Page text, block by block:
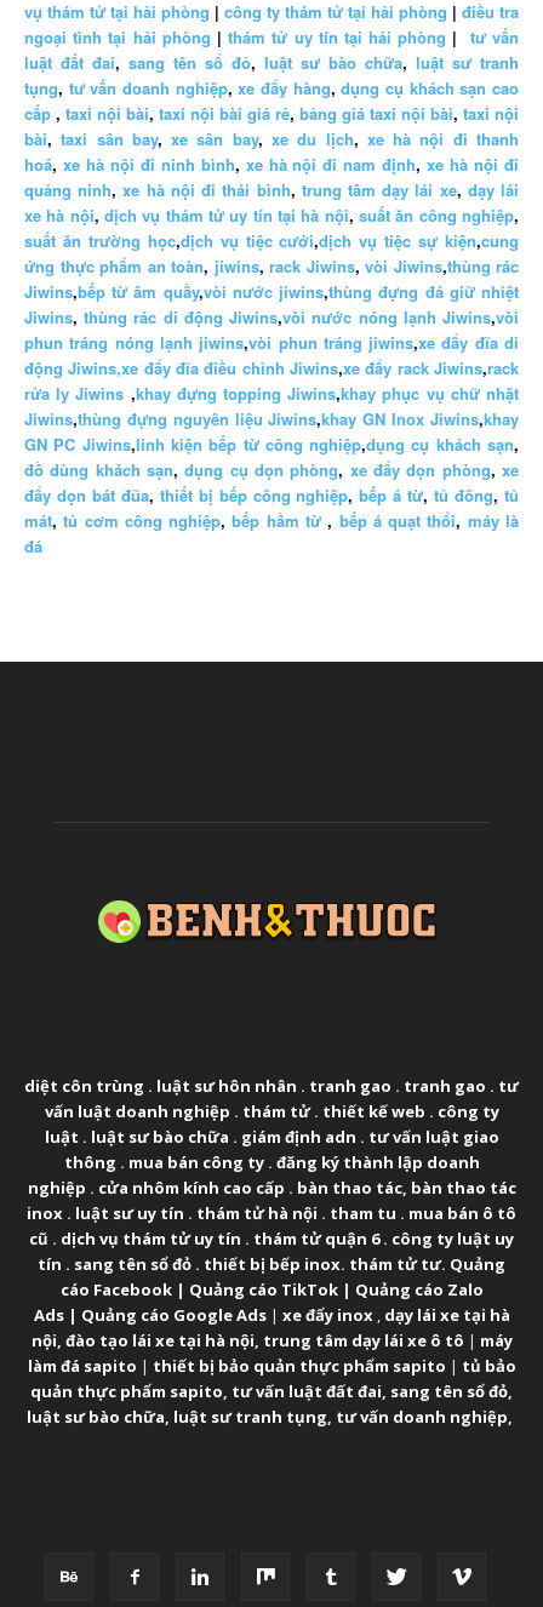
vụ thám tử tại hải phòng | công ty thám tử tại hải phòng | điều tra
ngoại tình tại hải phòng |thám tử uy tín tại hải phòng | tư vấn
luật đất đai, sang tên sổ đỏ, luật sư bào chữa, luật sư tranh
tụng, tư vấn doanh nghiệp,xe đẩy hàng,dụng cụ khách sạn cao
cấp , taxi nội bài, taxi nội bài giá rẻ, bảng giá taxi nội bài, taxi nội
bài,taxi sân bay,xe sân bay,xe du lịch, xe hà nội đi thanh
hoá, xe hà nội đi ninh bình, xe hà nội đi nam định,xe hà nội đi
quảng ninh,xe hà nội đi thái bình, trung tâm dạy lái xe, dạy lái
xe hà nội,dịch vụ thám tử uy tín tại hà nội,suất ăn công nghiệp,
suất ăn trường học,dịch vụ tiệc cưới,dịch vụ tiệc sự kiện,cung
ứng thực phẩm an toàn, jiwins, rack Jiwins, vòi Jiwins,thùng rác
Jiwins,bếp từ âm quầy,vòi nước jiwins,thùng đựng đá giữ nhiệt
Jiwins,thùng rác di động Jiwins,vòi nước nóng lạnh Jiwins,vòi
phun tráng nóng lạnh jiwins,vòi phun tráng jiwins,xe đẩy đĩa di
động Jiwins,xe đẩy đĩa điều chỉnh Jiwins,xe đẩy rack Jiwins,rack
rửa ly Jiwins ,khay đựng topping Jiwins,khay phục vụ chữ nhật
Jiwins,thùng đựng nguyên liệu Jiwins,khay GN Inox Jiwins,khay
GN PC Jiwins,linh kiện bếp từ công nghiệp,dụng cụ khách sạn,
đồ dùng khách sạn,dụng cụ dọn phòng, xe đẩy dọn phòng,xe
đẩy dọn bát đũa, thiết bị bếp công nghiệp,bếp á từ,tủ đông,tủ
mát,tủ cơm công nghiệp,bếp hầm từ , bếp á quạt thổi, máy là
đá
diệt côn trùng . luật sư hôn nhân . tranh gao . tranh gao . tư
vấn luật doanh nghiệp . thám tử. thiết kế web . công ty
luật . luật sư bào chữa . giám định adn . tư vấn luật giao
thông . mua bán công ty. đăng ký thành lập doanh
nghiệp . cửa nhôm kính cao cấp . bàn thao tác, bàn thao tác
inox . luật sư uy tín . thám tử hà nội . tham tu . mua bán ô tô
cũ . dịch vụ thám tử uy tín . thám tử quận 6. công ty luật uy
tín . sang tên sổ đỏ . thiết bị bếp inox. thám tử tư. Quảng
cáo Facebook| Quảng cáo TikTok| Quảng cáo Zalo
Ads| Quảng cáo Google Ads| xe đẩy inox, dạy lái xe tại hà
nội, đào tạo lái xe tại hà nội, trung tâm dạy lái xe ô tô | máy
làm đá sapito | thiết bị bảo quản thực phẩm sapito | tủ bảo
quản thực phẩm sapito, tư vấn luật đất đai, sang tên sổ đỏ,
luật sư bào chữa, luật sư tranh tụng, tư vấn doanh nghiệp,